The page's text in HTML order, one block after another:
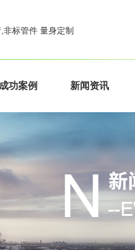
标管件 量身定制
成功案例 新闻资讯